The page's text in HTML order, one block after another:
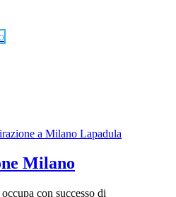
Milano
con successo di